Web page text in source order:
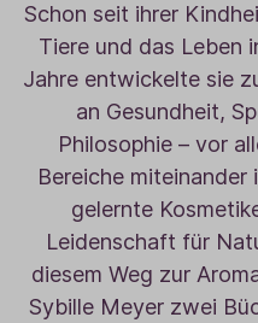
Schon seit ihrer
Tiere und das Leben
Jahre entwickelte sie
an Gesundheit,
Philosophie – vor
Bereiche miteinander
gelernte
Leidenschaft für
diesem Weg zur
Sybille Meyer zwei